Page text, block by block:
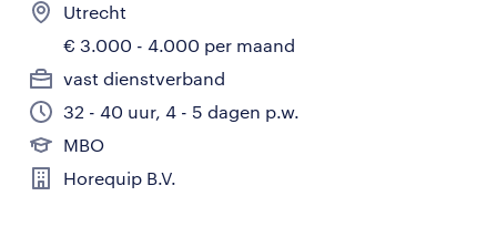
Utrecht
€ 3.000 - 4.000 per maand
vast dienstverband
32 - 40 uur, 4 - 5 dagen p.w.
MBO
Horequip B.V.